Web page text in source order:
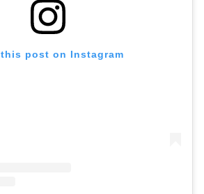
post on Instagram